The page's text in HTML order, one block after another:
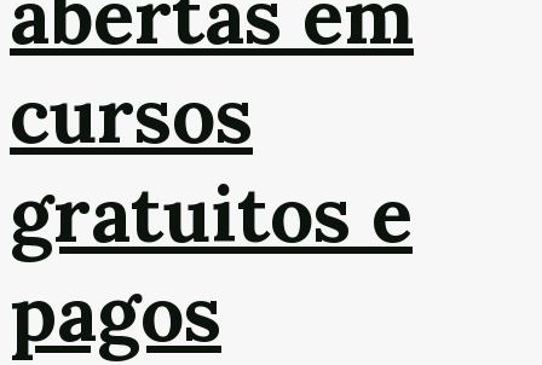
cursos
gratuitos e
pagos